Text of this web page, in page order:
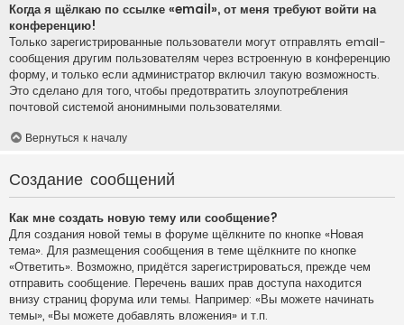
Когда я щёлкаю по ссылке «email», от меня требуют войти на
конференцию!
Только зарегистрированные пользователи могут отправлять email-
сообщения другим пользователям через встроенную в конференцию
форму, и только если администратор включил такую возможность.
Это сделано для того, чтобы предотвратить злоупотребления
почтовой системой анонимными пользователями.
Вернуться к началу
Создание сообщений
Как мне создать новую тему или сообщение?
Для создания новой темы в форуме щёлкните по кнопке «Новая
тема». Для размещения сообщения в теме щёлкните по кнопке
«Ответить». Возможно, придётся зарегистрироваться, прежде чем
отправить сообщение. Перечень ваших прав доступа находится
внизу страниц форума или темы. Например: «Вы можете начинать
темы», «Вы можете добавлять вложения» и т.п.